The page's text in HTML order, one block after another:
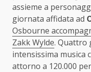
assieme a
giornata affidata ad
Osbourne
Zakk Wylde. Quattro
intensissima musica
attorno a 120.000